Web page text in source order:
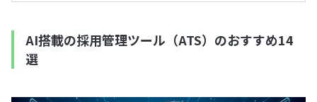
AI搭載の採用管理ツール（ATS）のおすすめ14
選